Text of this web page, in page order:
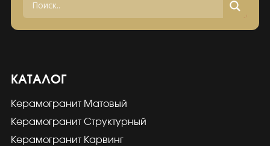
КАТАЛОГ
Керамогранит Матовый
Керамогранит Структурный
Керамогранит Карвинг